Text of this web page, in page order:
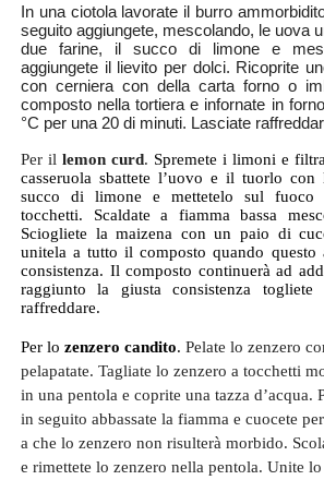
In una ciotola lavorate il burro
seguito aggiungete, mescolando, le uova
due farine, il succo di limone e
aggiungete il lievito per dolci. Ricoprite
con cerniera con della carta forno o
composto nella tortiera e infornate in
°C per una 20 di minuti. Lasciate
Per il lemon curd. Spremete i limoni e
casseruola sbattete l’uovo e il tuorlo
succo di limone e mettetelo sul fuoco
tocchetti. Scaldate a fiamma bassa
Sciogliete la maizena con un paio di
unitela a tutto il composto quando questo
consistenza. Il composto continuerà ad
raggiunto la giusta consistenza
raffreddare.
Per lo zenzero candito. Pelate lo zenzero
pelapatate. Tagliate lo zenzero a tocchetti
in una pentola e coprite una tazza d’acqua.
in seguito abbassate la fiamma e cuocete
a che lo zenzero non risulterà morbido.
e rimettete lo zenzero nella pentola. Unite lo